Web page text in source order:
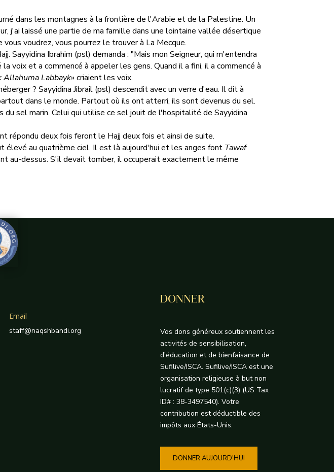
dans les montagnes à la frontière de l'Arabie et de la Palestine. Un
j'ai laissé une partie de ma famille dans une lointaine vallée désertique
voudrez, vous pourrez le trouver à La Mecque.
Sayyidina Ibrahim (psl) demanda : "Mais mon Seigneur, qui m'entendra
et a commencé à appeler les gens. Quand il a fini, il a commencé à
Allahuma Labbayk» criaient les voix.
? Sayyidina Jibrail (psl) descendit avec un verre d'eau. Il dit à
dans le monde. Partout où ils ont atterri, ils sont devenus du sel.
sel marin. Celui qui utilise ce sel jouit de l'hospitalité de Sayyidina
répondu deux fois feront le Hajj deux fois et ainsi de suite.
élevé au quatrième ciel. Il est là aujourd'hui et les anges font Tawaf
au-dessus. S'il devait tomber, il occuperait exactement le même
Email
staff@naqshbandi.org
DONNER
Vos dons généreux soutiennent les
activités de sensibilisation,
d'éducation et de bienfaisance de
Sufilive/ISCA. Sufilive/ISCA est une
organisation religieuse à but non
lucratif de type 501(c)(3) (US Tax
ID# : 38-3497540). Votre
contribution est déductible des
impôts aux États-Unis.
DONNER AUJOURD'HUI